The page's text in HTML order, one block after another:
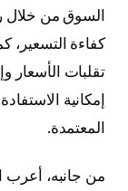
السوق من خلال
كفاءة التسعير،
تقلبات الأسعار
إمكانية
المعتمدة.
من جانبه، أعرب